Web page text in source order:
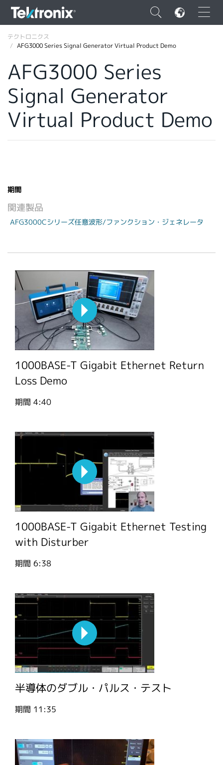
×
ENGLISH
FRANÇAIS
韓国語
テクトロニクス
AFG3000 Series Signal Generator Virtual Product Demo
AFG3000 Series
Signal Generator
Virtual Product Demo
期間
関連製品
AFG3000Cシリーズ任意波形/ファンクション・ジェネレータ
1000BASE-T Gigabit Ethernet Return
Loss Demo
期間 4:40
1000BASE-T Gigabit Ethernet Testing
with Disturber
期間 6:38
半導体のダブル・パルス・テスト
期間 11:35